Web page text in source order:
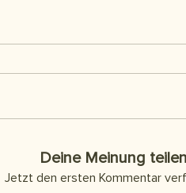
Deine Meinung teilen
Jetzt den ersten Kommentar